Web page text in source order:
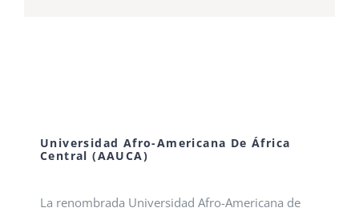
Universidad Afro-Americana De África
Central (AAUCA)
La renombrada Universidad Afro-Americana de